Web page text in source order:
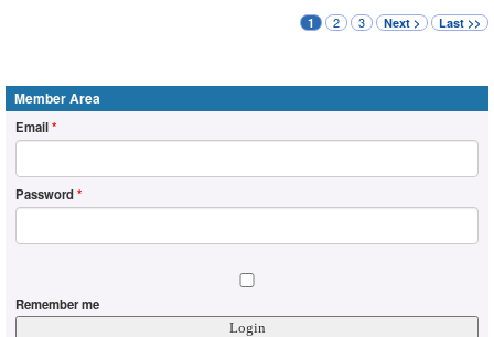
1 2 3 Next > Last >>
Member Area
Email*
Password*
Remember me